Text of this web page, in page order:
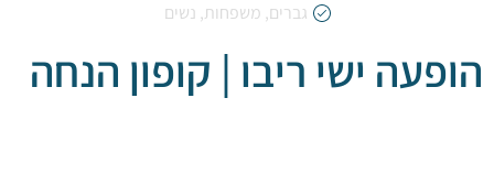
,משפחות,נשים
ישי ריבו | קופון הנחה